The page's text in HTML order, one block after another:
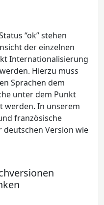
“ok” stehen
der einzelnen
Internationalisierung
Hierzu muss
Sprachen dem
unter dem Punkt
werden. In unserem
französische
deutschen Version wie